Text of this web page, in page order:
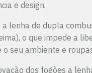
e design.
a lenha de dupla
o que impede a
seu ambiente e
dos fogões a